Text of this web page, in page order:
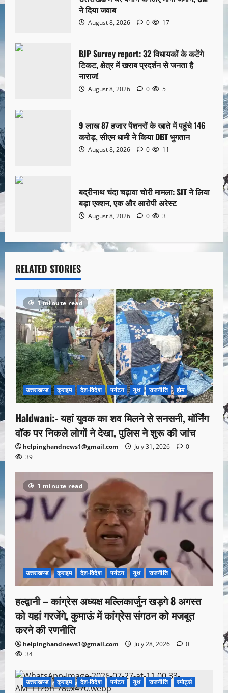
ने दिया जवाब
August 8, 2026 0 17
BJP Survey report: 32 विधायकों के कटेंगे
टिकट, क्षेत्र में खराब प्रदर्शन से जनता है
नाराज!
August 8, 2026 0 5
9 लाख 87 हजार पेंशनरों के खाते में पहुंचे 146
करोड़, सीएम धामी ने किया DBT भुगतान
August 8, 2026 0 11
बद्रीनाथ चंदा चढ़ावा चोरी मामला: SIT ने लिया
बड़ा एक्शन, एक और आरोपी अरेस्ट
August 8, 2026 0 3
RELATED STORIES
1 minute read
उत्तराखण्ड क्राइम देश-विदेश पर्यटन यूथ राजनीति होम
Haldwani:- यहां युवक का शव मिलने से सनसनी, मॉर्निंग
वॉक पर निकले लोगों ने देखा, पुलिस ने शुरू की जांच
helpinghandnews1@gmail.com July 31, 2026
0
39
1 minute read
उत्तराखण्ड क्राइम देश-विदेश पर्यटन यूथ राजनीति
हल्द्वानी – कांग्रेस अध्यक्ष मल्लिकार्जुन खड़गे 8 अगस्त
को यहां गरजेंगे, कुमाऊं में कांग्रेस संगठन को मजबूत
करने की रणनीति
helpinghandnews1@gmail.com July 28, 2026
0
34
1 minute read
उत्तराखण्ड क्राइम देश-विदेश पर्यटन यूथ राजनीति स्पोर्ट्स